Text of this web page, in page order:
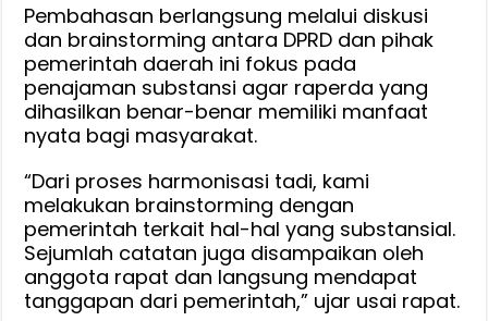
Pembahasan berlangsung melalui diskusi
dan brainstorming antara DPRD dan pihak
pemerintah daerah ini fokus pada
penajaman substansi agar raperda yang
dihasilkan benar-benar memiliki manfaat
nyata bagi masyarakat.
“Dari proses harmonisasi tadi, kami
melakukan brainstorming dengan
pemerintah terkait hal-hal yang substansial.
Sejumlah catatan juga disampaikan oleh
anggota rapat dan langsung mendapat
tanggapan dari pemerintah,” ujar usai rapat.